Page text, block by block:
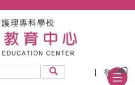
搜尋 登入